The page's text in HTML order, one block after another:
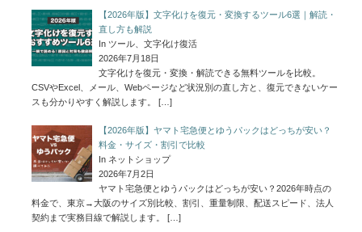
【2026年版】文字化けを復元・変換するツール6選｜解読・
直し方も解説
In ツール、文字化け復活
2026年7月18日
文字化けを復元・変換・解読できる無料ツールを比較。
CSVやExcel、メール、Webページなど状況別の直し方と、復元できないケー
スも分かりやすく解説します。
[…]
【2026年版】ヤマト宅急便とゆうパックはどっちが安い？
料金・サイズ・割引で比較
In ネットショップ
2026年7月2日
ヤマト宅急便とゆうパックはどっちが安い？2026年時点の
料金で、東京→大阪のサイズ別比較、割引、重量制限、配送スピード、法人
契約まで実務目線で解説します。
[…]